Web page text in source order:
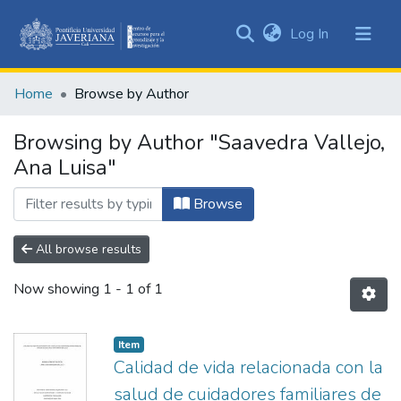
&
All of DSpace
Log In (current)
Home Browse by Author
Browsing by Author "Saavedra Vallejo,
Ana Luisa"
Browse
All browse results
Now showing 1 - 1 of 1
Item
Calidad de vida relacionada con la
salud de cuidadores familiares de